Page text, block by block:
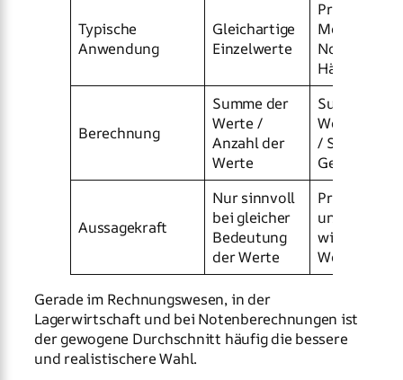
Typische
Anwendung
Gleichartige
Einzelwerte
Preise,
Mengen,
Noten,
Berechnung
Summe der
Werte /
Anzahl der
Werte
Summe aus
Wert ×
/ Summe der
Gewichte
Aussagekraft
Nur sinnvoll
bei gleicher
Bedeutung
der Werte
Praxisnäher
wichtigen
Werten
Gerade im Rechnungswesen, in der
Lagerwirtschaft und bei Notenberechnungen ist
der gewogene Durchschnitt häufig die bessere
und realistischere Wahl.